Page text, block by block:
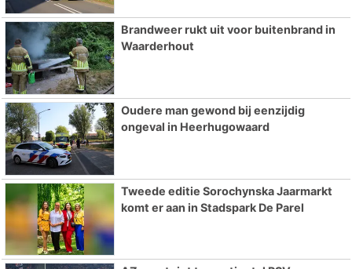
Brandweer rukt uit voor buitenbrand in
Waarderhout
Oudere man gewond bij eenzijdig
ongeval in Heerhugowaard
Tweede editie Sorochynska Jaarmarkt
komt er aan in Stadspark De Parel